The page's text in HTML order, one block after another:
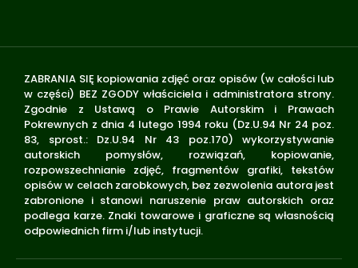
ZABRANIA SIĘ kopiowania zdjęć oraz opisów (w całości lub
w części) BEZ ZGODY właściciela i administratora strony.
Zgodnie z Ustawą o Prawie Autorskim i Prawach
Pokrewnych z dnia 4 lutego 1994 roku (Dz.U.94 Nr 24 poz.
83, sprost.: Dz.U.94 Nr 43 poz.170) wykorzystywanie
autorskich pomysłów, rozwiązań, kopiowanie,
rozpowszechnianie zdjęć, fragmentów grafiki, tekstów
opisów w celach zarobkowych, bez zezwolenia autora jest
zabronione i stanowi naruszenie praw autorskich oraz
podlega karze. Znaki towarowe i graficzne są własnością
odpowiednich firm i/lub instytucji.